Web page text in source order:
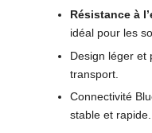
Résistance à
idéal pour les
Design léger et
transport.
Connectivité
stable et rapide.